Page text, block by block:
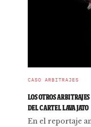
CASO ARBITRAJES
LOS OTROS ARBITRAJES
DEL CARTEL LAVA JATO
En el reportaje